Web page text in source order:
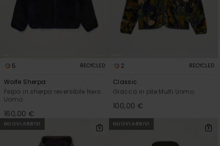
5 RECYCLED
Wolfe Sherpa
Felpa in sherpa reversibile Nero
Uomo
160,00 €
2 RECYCLED
Classic
Giacca in pile Multi Uomo
100,00 €
NUOVI ARRIVI NUOVI ARRIVI